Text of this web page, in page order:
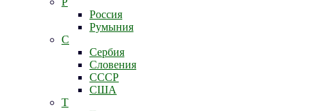
Россия
Румыния
С
Сербия
Словения
СССР
США
Т